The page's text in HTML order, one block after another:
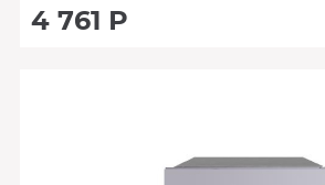
4 761 Р